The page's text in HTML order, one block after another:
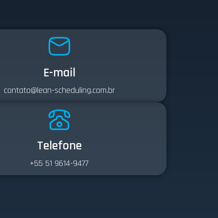
E-mail
contato@lean-scheduling.com.br
Telefone
+55 51 9614-9477